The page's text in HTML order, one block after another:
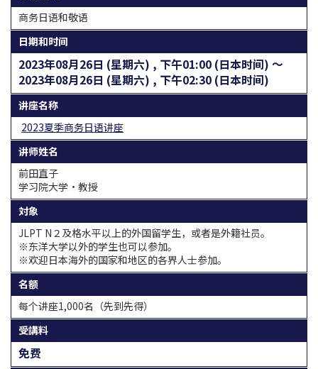
商务日语和敬语
日期和时间
2023年08月26日 (星期六) , 下午01:00 (日本时间) 〜
2023年08月26日 (星期六) , 下午02:30 (日本时间)
讲座名称
2023夏季商务日语讲座
讲师姓名
前田直子
学习院大学·教授
対象
JLPT N２及格水平以上的外国留学生，或者是外籍社员。
※东洋大学以外的学生也可以参加。
※欢迎日本海外的国家和地区的各界人士参加。
名额
每个讲座1,000名（先到先得）
受講料
免费